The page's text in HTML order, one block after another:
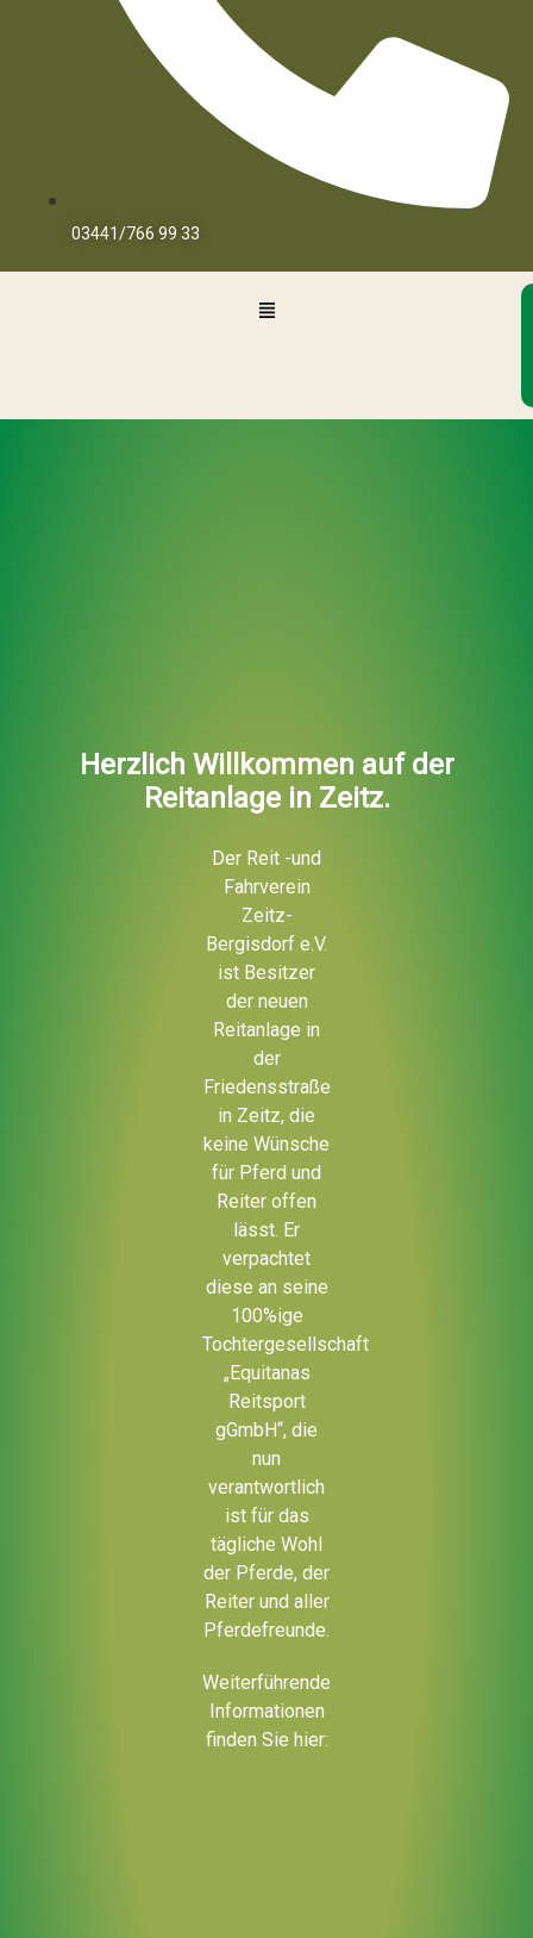
03441/766 99 33
Herzlich Willkommen auf der
Reitanlage in Zeitz.
Der Reit -und
Fahrverein
Zeitz-
Bergisdorf e.V.
ist Besitzer
der neuen
Reitanlage in
der
Friedensstraße
in Zeitz, die
keine Wünsche
für Pferd und
Reiter offen
lässt. Er
verpachtet
diese an seine
100%ige
Tochtergesellschaft
„Equitanas
Reitsport
gGmbH“, die
nun
verantwortlich
ist für das
tägliche Wohl
der Pferde, der
Reiter und aller
Pferdefreunde.
Weiterführende
Informationen
finden Sie hier: